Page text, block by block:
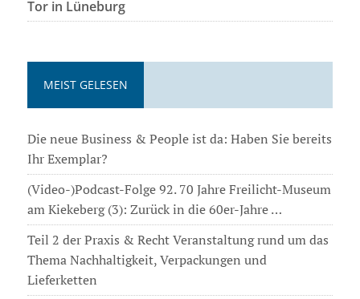
Tor in Lüneburg
MEIST GELESEN
Die neue Business & People ist da: Haben Sie bereits
Ihr Exemplar?
(Video-)Podcast-Folge 92. 70 Jahre Freilicht-Museum
am Kiekeberg (3): Zurück in die 60er-Jahre …
Teil 2 der Praxis & Recht Veranstaltung rund um das
Thema Nachhaltigkeit, Verpackungen und
Lieferketten